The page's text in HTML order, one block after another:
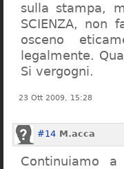
sulla stampa,
SCIENZA, non
osceno
legalmente.
Si vergogni.
23 Ott 2009, 15:28
#14 M.acca
Continuiamo